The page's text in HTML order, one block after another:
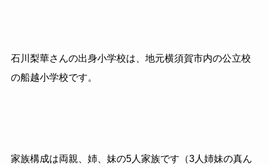
石川梨華さんの出身小学校は、地元横須賀市内の公立校
の船越小学校です。
家族構成は両親、姉、妹の5人家族です（3人姉妹の真ん